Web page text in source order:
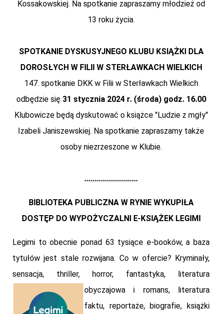
Kossakowskiej. Na spotkanie zapraszamy młodzież od
13 roku życia.
SPOTKANIE DYSKUSYJNEGO KLUBU KSIĄŻKI DLA
DOROSŁYCH W FILII W STERŁAWKACH WIELKICH
147. spotkanie DKK w Filii w Sterławkach Wielkich
odbędzie się 31 stycznia 2024 r. (środa) godz. 16.00
Klubowicze będą dyskutować o książce "Ludzie z mgły"
Izabeli Janiszewskiej. Na spotkanie zapraszamy także
osoby niezrzeszone w Klubie.
...........................
BIBLIOTEKA PUBLICZNA W RYNIE WYKUPIŁA
DOSTĘP DO WYPOŻYCZALNI E-KSIĄŻEK LEGIMI
Legimi to obecnie ponad 63 tysiące e-booków, a baza
tytułów jest stale rozwijana. Co w ofercie? Kryminały,
sensacja, thriller, horror, fantastyka, literatura
obyczajowa i romans, literatura
faktu, reportaże, biografie, książki